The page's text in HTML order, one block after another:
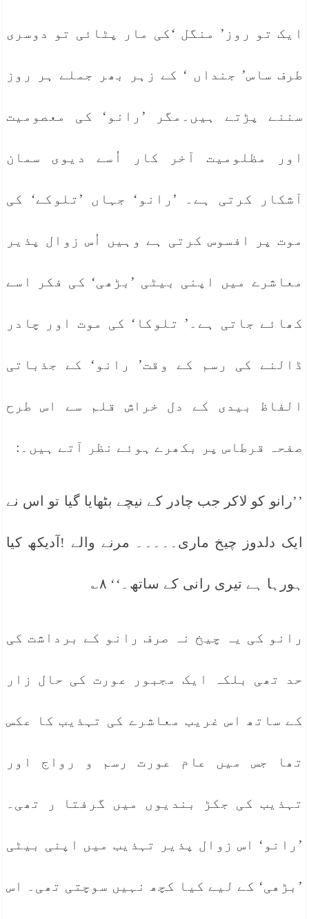
ایک تو روز’ منگل ‘کی مار پٹائی تو دوسری
طرف ساس’ جنداں ‘ کے زہر بھر جملے ہر روز
سننے پڑتے ہیں۔مگر ’رانو‘ کی معصومیت
اور مظلومیت آخر کار اُسے دیوی سمان
آشکار کرتی ہے۔ ’رانو‘ جہاں ’تلوکے‘ کی
موت پر افسوس کرتی ہے وہیں اُس زوال پذیر
معاشرے میں اپنی بیٹی ’بڑھی‘ کی فکر اسے
کھائے جاتی ہے۔’ تلوکا‘ کی موت اور چادر
ڈالنے کی رسم کے وقت’ رانو‘ کے جذباتی
الفاظ بیدی کے دل خراش قلم سے اس طرح
صفحہ قرطاس پر بکھرے ہوئے نظر آتے ہیں۔:
’’رانو کو لاکر جب چادر کے نیچے بٹھایا گیا تو اس نے
ایک دلدوز چیخ ماری۔۔۔۔۔ مرنے والے !آدیکھ کیا
ہورہا ہے تیری رانی کے ساتھ۔‘‘ ۸؎
رانو کی یہ چیخ نہ صرف رانو کے برداشت کی
حد تھی بلکہ ایک مجبور عورت کی حال زار
کے ساتھ اس غریب معاشرے کی تہذیب کا عکس
تھا جس میں عام عورت رسم و رواج اور
تہذیب کی جکڑ بندیوں میں گرفتا ر تھی۔
’رانو‘ اس زوال پذیر تہذیب میں اپنی بیٹی
’بڑھی‘ کے لیے کیا کچھ نہیں سوچتی تھی۔ اس